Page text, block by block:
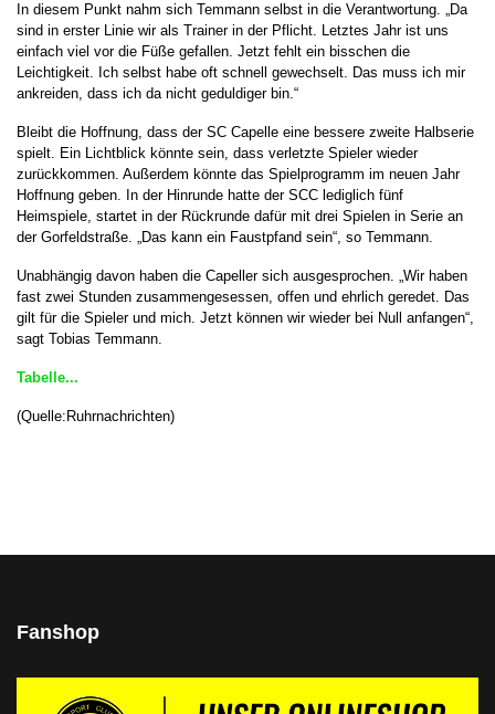
In diesem Punkt nahm sich Temmann selbst in die Verantwortung. „Da
sind in erster Linie wir als Trainer in der Pflicht. Letztes Jahr ist uns
einfach viel vor die Füße gefallen. Jetzt fehlt ein bisschen die
Leichtigkeit. Ich selbst habe oft schnell gewechselt. Das muss ich mir
ankreiden, dass ich da nicht geduldiger bin.“
Bleibt die Hoffnung, dass der SC Capelle eine bessere zweite Halbserie
spielt. Ein Lichtblick könnte sein, dass verletzte Spieler wieder
zurückkommen. Außerdem könnte das Spielprogramm im neuen Jahr
Hoffnung geben. In der Hinrunde hatte der SCC lediglich fünf
Heimspiele, startet in der Rückrunde dafür mit drei Spielen in Serie an
der Gorfeldstraße. „Das kann ein Faustpfand sein“, so Temmann.
Unabhängig davon haben die Capeller sich ausgesprochen. „Wir haben
fast zwei Stunden zusammengesessen, offen und ehrlich geredet. Das
gilt für die Spieler und mich. Jetzt können wir wieder bei Null anfangen“,
sagt Tobias Temmann.
Tabelle...
(Quelle:Ruhrnachrichten)
Fanshop